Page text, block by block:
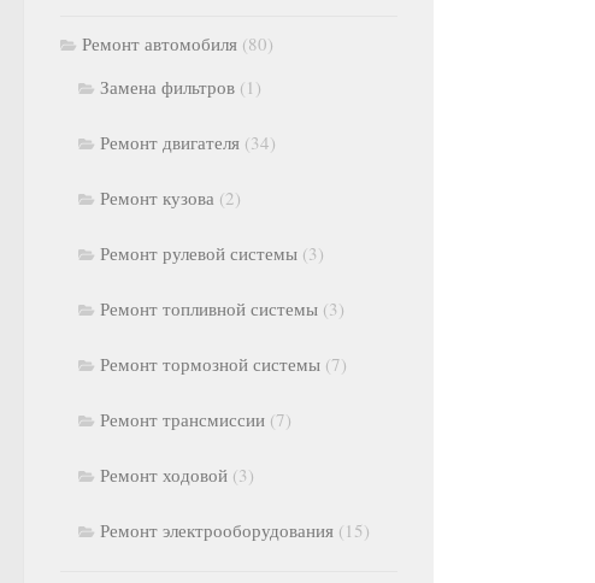
Ремонт автомобиля (80)
Замена фильтров (1)
Ремонт двигателя (34)
Ремонт кузова (2)
Ремонт рулевой системы (3)
Ремонт топливной системы (3)
Ремонт тормозной системы (7)
Ремонт трансмиссии (7)
Ремонт ходовой (3)
Ремонт электрооборудования (15)